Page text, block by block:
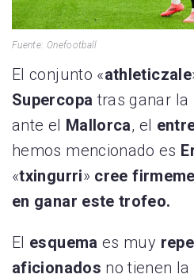
Fuente: Onefootball
El conjunto «athleticzale
Supercopatras ganar la
ante el Mallorca, el
hemos mencionado es
«txingurri» cree
en ganar este trofeo.
El esquema es muy
aficionados no tienen la